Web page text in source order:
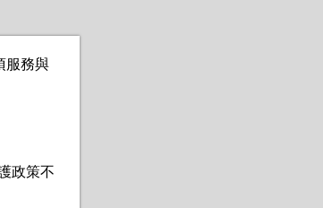
服務與
政策不